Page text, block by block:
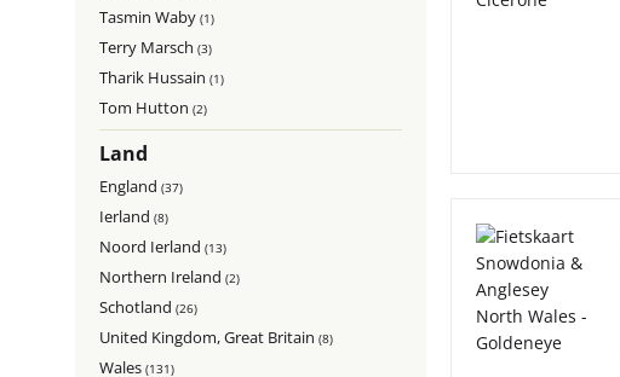
Tasmin Waby (1)
Terry Marsch (3)
Tharik Hussain (1)
Tom Hutton (2)
Land
England (37)
Ierland (8)
Noord Ierland (13)
Northern Ireland (2)
Schotland (26)
United Kingdom, Great Britain (8)
Wales (131)